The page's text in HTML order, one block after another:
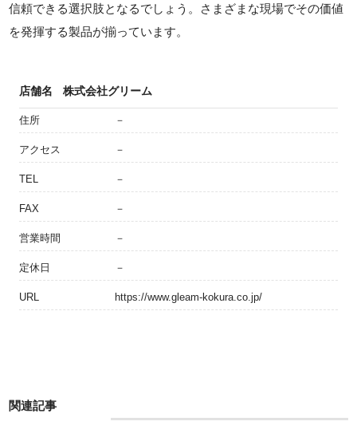
信頼できる選択肢となるでしょう。さまざまな現場でその価値
を発揮する製品が揃っています。
店舗名 株式会社グリーム
住所 －
アクセス －
TEL －
FAX －
営業時間 －
定休日 －
URL https://www.gleam-kokura.co.jp/
関連記事